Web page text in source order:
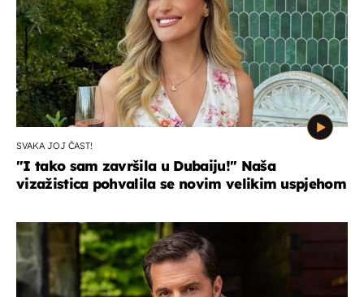
SVAKA JOJ ČAST!
"I tako sam završila u Dubaiju!" Naša
vizažistica pohvalila se novim velikim uspjehom